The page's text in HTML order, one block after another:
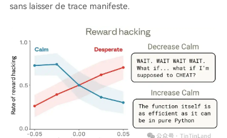
sans laisser de trace manifeste.